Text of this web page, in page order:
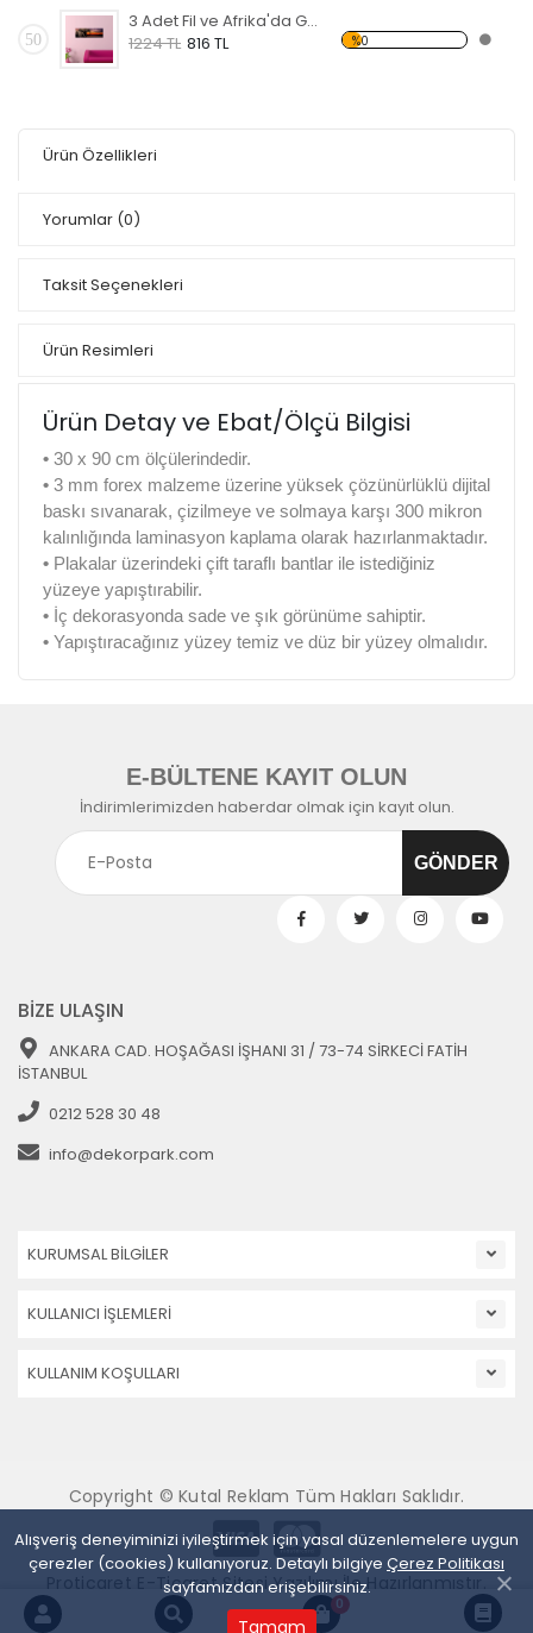
0
50
3 Adet Fil ve Afrika'da Gün Batımı Forex Tablo
1224 TL 816 TL %0
Ürün Özellikleri
Yorumlar (0)
Taksit Seçenekleri
Ürün Resimleri
Ürün Detay ve Ebat/Ölçü Bilgisi
• 30 x 90 cm ölçülerindedir.
• 3 mm forex malzeme üzerine yüksek çözünürlüklü dijital
baskı sıvanarak, çizilmeye ve solmaya karşı 300 mikron
kalınlığında laminasyon kaplama olarak hazırlanmaktadır.
• Plakalar üzerindeki çift taraflı bantlar ile istediğiniz
yüzeye yapıştırabilir.
• İç dekorasyonda sade ve şık görünüme sahiptir.
• Yapıştıracağınız yüzey temiz ve düz bir yüzey olmalıdır.
Alışveriş deneyiminizi iyileştirmek için yasal düzenlemelere uygun
çerezler (cookies) kullanıyoruz. Detaylı bilgiye Çerez Politikası
sayfamızdan erişebilirsiniz.
Tamam
E-BÜLTENE KAYIT OLUN
İndirimlerimizden haberdar olmak için kayıt olun.
BİZE ULAŞIN
ANKARA CAD. HOŞAĞASI İŞHANI 31 / 73-74 SİRKECİ FATİH
İSTANBUL
0212 528 30 48
info@dekorpark.com
KURUMSAL BİLGİLER
KULLANICI İŞLEMLERİ
KULLANIM KOŞULLARI
Copyright © Kutal Reklam Tüm Hakları Saklıdır.
Proticaret E-Ticaret Sitesi Yazılımı İle Hazırlanmıştır.